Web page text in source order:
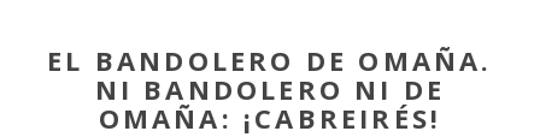
EL BANDOLERO DE OMAÑA.
NI BANDOLERO NI DE
OMAÑA: ¡CABREIRÉS!